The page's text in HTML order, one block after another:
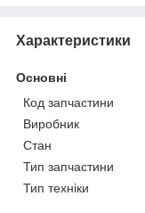
Характеристики
Основні
Код запчастини
Виробник
Стан
Тип запчастини
Тип техніки